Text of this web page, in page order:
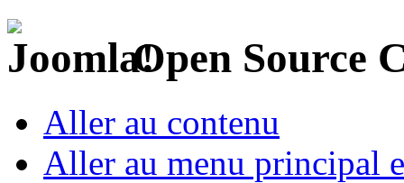
Open Source
Aller au contenu
Aller au menu principal